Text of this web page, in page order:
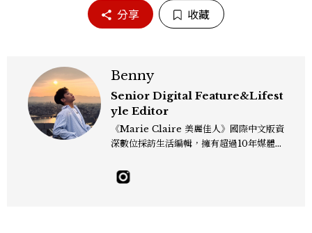
分享 收藏
Benny
Senior Digital Feature&Lifest
yle Editor
《Marie Claire 美麗佳人》國際中文版資
深數位採訪生活編輯，擁有超過10年媒體與
飯店、奢華旅宿、旅遊景點、航空等領域，
另涉獵3C家電、居家生活範疇，具備實測